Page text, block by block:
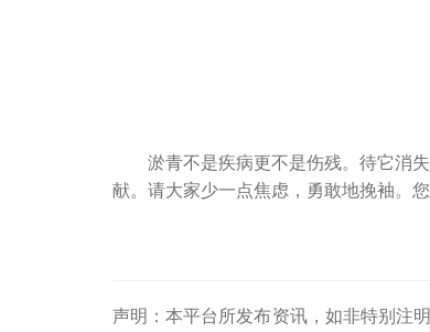
淤青不是疾病更不是伤残。待它消
献。请大家少一点焦虑，勇敢地挽袖。
声明：本平台所发布资讯，如非特别注